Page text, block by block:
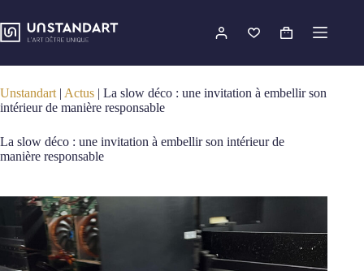
au
contenu
Panier
Unstandart | Actus | La slow déco : une invitation à embellir son
intérieur de manière responsable
La slow déco : une invitation à embellir son intérieur de
manière responsable